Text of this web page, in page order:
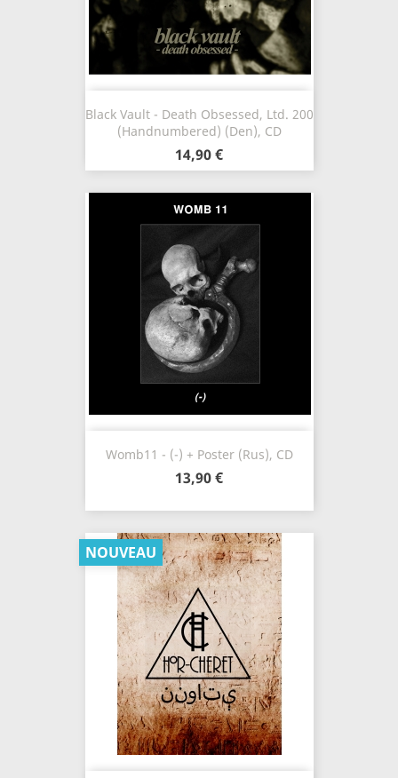
Black Vault - Death Obsessed, Ltd. 200
(Handnumbered) (Den), CD
14,90 €
Womb11 - (-) + Poster (Rus), CD
13,90 €
NOUVEAU